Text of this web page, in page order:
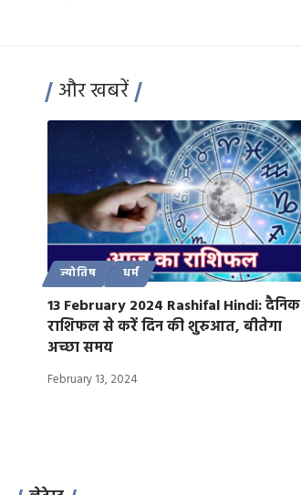
और खबरें
ज्योतिष धर्म
13 February 2024 Rashifal Hindi: दैनिक
राशिफल से करें दिन की शुरुआत, बीतेगा
अच्छा समय
February 13, 2024